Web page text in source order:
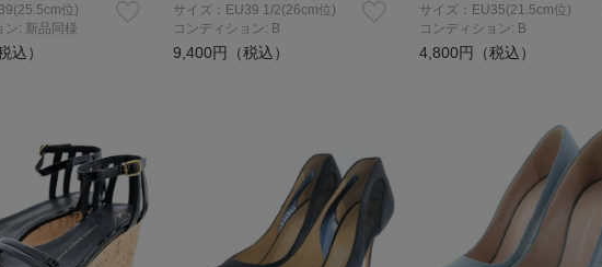
位)
ン: 新品同様
込）
サイズ：EU39 1/2(26cm位)
コンディション: B
9,400円（税込）
サイズ：EU35(21.5cm位)
コンディション: B
4,800円（税込）